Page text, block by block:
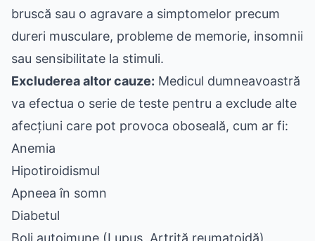
bruscă sau o agravare a simptomelor precum
dureri musculare, probleme de memorie, insomnii
sau sensibilitate la stimuli.
Excluderea altor cauze: Medicul dumneavoastră
va efectua o serie de teste pentru a exclude alte
afecțiuni care pot provoca oboseală, cum ar fi:
Anemia
Hipotiroidismul
Apneea în somn
Diabetul
Boli autoimune (Lupus, Artrită reumatoidă)